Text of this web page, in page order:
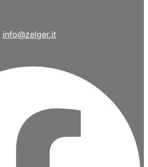
info@zelger.it